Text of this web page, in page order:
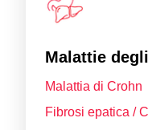
Malattie
Malattia di Crohn
Fibrosi epatica /